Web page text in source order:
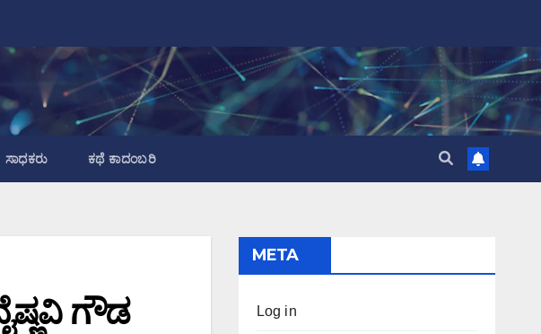
ಸಾಧಕರು ಕಥೆ ಕಾದಂಬರಿ
ಗೌಡ
META
Log in